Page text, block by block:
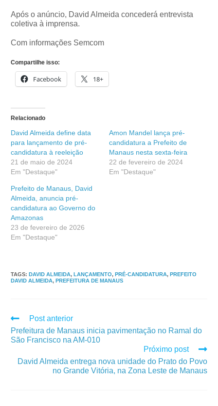
Após o anúncio, David Almeida concederá entrevista
coletiva à imprensa.
Com informações Semcom
Compartilhe isso:
Facebook 18+
Relacionado
David Almeida define data
para lançamento de pré-
candidatura à reeleição
21 de maio de 2024
Em "Destaque"
Amon Mandel lança pré-
candidatura a Prefeito de
Manaus nesta sexta-feira
22 de fevereiro de 2024
Em "Destaque"
Prefeito de Manaus, David
Almeida, anuncia pré-
candidatura ao Governo do
Amazonas
23 de fevereiro de 2026
Em "Destaque"
TAGS:DAVID ALMEIDA, LANÇAMENTO, PRÉ-CANDIDATURA, PREFEITO
DAVID ALMEIDA, PREFEITURA DE MANAUS
Post anterior
Prefeitura de Manaus inicia pavimentação no Ramal do
São Francisco na AM-010
Próximo post
David Almeida entrega nova unidade do Prato do Povo
no Grande Vitória, na Zona Leste de Manaus